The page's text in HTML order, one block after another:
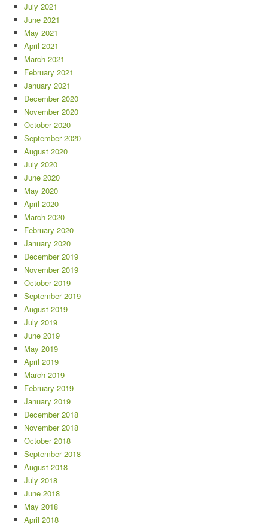
July 2021
June 2021
May 2021
April 2021
March 2021
February 2021
January 2021
December 2020
November 2020
October 2020
September 2020
August 2020
July 2020
June 2020
May 2020
April 2020
March 2020
February 2020
January 2020
December 2019
November 2019
October 2019
September 2019
August 2019
July 2019
June 2019
May 2019
April 2019
March 2019
February 2019
January 2019
December 2018
November 2018
October 2018
September 2018
August 2018
July 2018
June 2018
May 2018
April 2018